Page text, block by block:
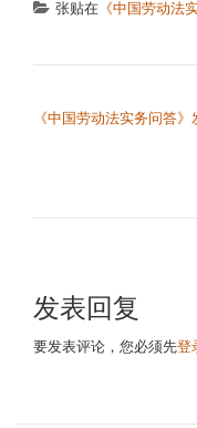
张贴在 《中国劳动法
《中国劳动法实务问答》
发表回复
要发表评论，您必须先登